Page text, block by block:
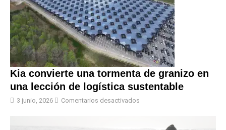
Kia convierte una tormenta de granizo en
una lección de logística sustentable
3 junio, 2026 Comentarios desactivados